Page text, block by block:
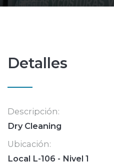
Detalles
Descripción:
Dry Cleaning
Ubicación:
Local L-106 - Nivel 1